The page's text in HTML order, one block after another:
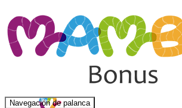
Navegación de palanca